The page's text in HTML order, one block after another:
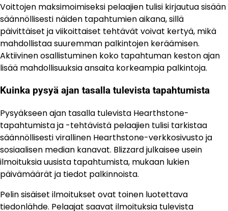
Voittojen maksimoimiseksi pelaajien tulisi kirjautua sisään
säännöllisesti näiden tapahtumien aikana, sillä
päivittäiset ja viikoittaiset tehtävät voivat kertyä, mikä
mahdollistaa suuremman palkintojen keräämisen.
Aktiivinen osallistuminen koko tapahtuman keston ajan
lisää mahdollisuuksia ansaita korkeampia palkintoja.
Kuinka pysyä ajan tasalla tulevista tapahtumista
Pysyäkseen ajan tasalla tulevista Hearthstone-
tapahtumista ja -tehtävistä pelaajien tulisi tarkistaa
säännöllisesti virallinen Hearthstone-verkkosivusto ja
sosiaalisen median kanavat. Blizzard julkaisee usein
ilmoituksia uusista tapahtumista, mukaan lukien
päivämäärät ja tiedot palkinnoista.
Pelin sisäiset ilmoitukset ovat toinen luotettava
tiedonlähde. Pelaajat saavat ilmoituksia tulevista